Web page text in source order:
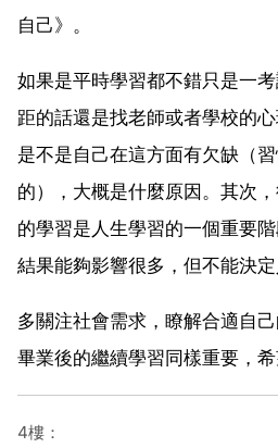
自己》。
如果是平時學習都不錯只是一
距的話還是找老師或者學校的
是不是自己在這方面有欠缺（
的），大概是什麼原因。其次
的學習是人生學習的一個重要
結果能夠影響很多，但不能決定
多關注社會需求，瞭解合適自
畢業後的繼續學習同樣重要，希
4樓：